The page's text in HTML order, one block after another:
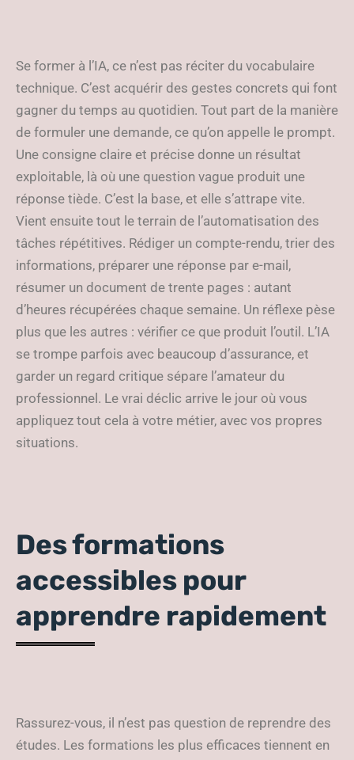
Se former à l’IA, ce n’est pas réciter du vocabulaire
technique. C’est acquérir des gestes concrets qui font
gagner du temps au quotidien. Tout part de la manière
de formuler une demande, ce qu’on appelle le prompt.
Une consigne claire et précise donne un résultat
exploitable, là où une question vague produit une
réponse tiède. C’est la base, et elle s’attrape vite.
Vient ensuite tout le terrain de l’automatisation des
tâches répétitives. Rédiger un compte-rendu, trier des
informations, préparer une réponse par e-mail,
résumer un document de trente pages : autant
d’heures récupérées chaque semaine. Un réflexe pèse
plus que les autres : vérifier ce que produit l’outil. L’IA
se trompe parfois avec beaucoup d’assurance, et
garder un regard critique sépare l’amateur du
professionnel. Le vrai déclic arrive le jour où vous
appliquez tout cela à votre métier, avec vos propres
situations.
Des formations
accessibles pour
apprendre rapidement
Rassurez-vous, il n’est pas question de reprendre des
études. Les formations les plus efficaces tiennent en